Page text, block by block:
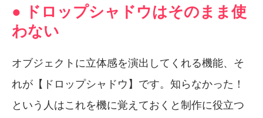
● ドロップシャドウはそのまま使
わない
オブジェクトに立体感を演出してくれる機能、そ
れが【ドロップシャドウ】です。知らなかった！
という人はこれを機に覚えておくと制作に役立つ